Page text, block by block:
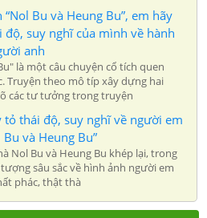
Bu và Heung Bu”, em hãy
suy nghĩ của mình về hành
anh
là một câu chuyện cổ tích quen
Truyện theo mô típ xây dựng hai
các tư tưởng trong truyện
thái độ, suy nghĩ về người em
và Heung Bu”
Nol Bu và Heung Bu khép lại, trong
sâu sắc về hình ảnh người em
phác, thật thà